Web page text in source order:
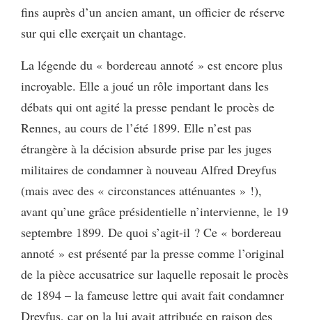
fins auprès d’un ancien amant, un officier de réserve
sur qui elle exerçait un chantage.
La légende du « bordereau annoté » est encore plus
incroyable. Elle a joué un rôle important dans les
débats qui ont agité la presse pendant le procès de
Rennes, au cours de l’été 1899. Elle n’est pas
étrangère à la décision absurde prise par les juges
militaires de condamner à nouveau Alfred Dreyfus
(mais avec des « circonstances atténuantes » !),
avant qu’une grâce présidentielle n’intervienne, le 19
septembre 1899. De quoi s’agit-il ? Ce « bordereau
annoté » est présenté par la presse comme l’original
de la pièce accusatrice sur laquelle reposait le procès
de 1894 – la fameuse lettre qui avait fait condamner
Dreyfus, car on la lui avait attribuée en raison des